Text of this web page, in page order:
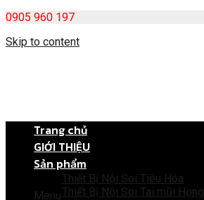
0905 960 197
Skip to content
Menu
Trang chủ
GIỚI THIỆU
Sản phẩm
Thiết Bị Nội Soi Tiêu Hóa
Thiết Bị Nội Soi Tai mũi Họng